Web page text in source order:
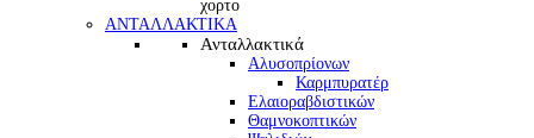
ΑΝΤΑΛΛΑΚΤΙΚΑ
Ανταλλακτικά
Αλυσοπρίονων
Καρμπυρατέρ
Ελαιοραβδιστικών
Θαμνοκοπτικών